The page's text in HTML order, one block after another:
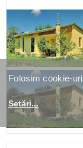
Folosim cookie-
Setări...